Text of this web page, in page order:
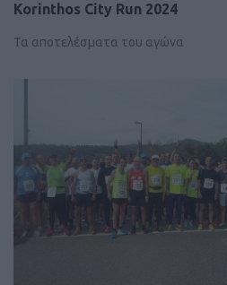
Korinthos City Run 2024
Τα αποτελέσματα του αγώνα